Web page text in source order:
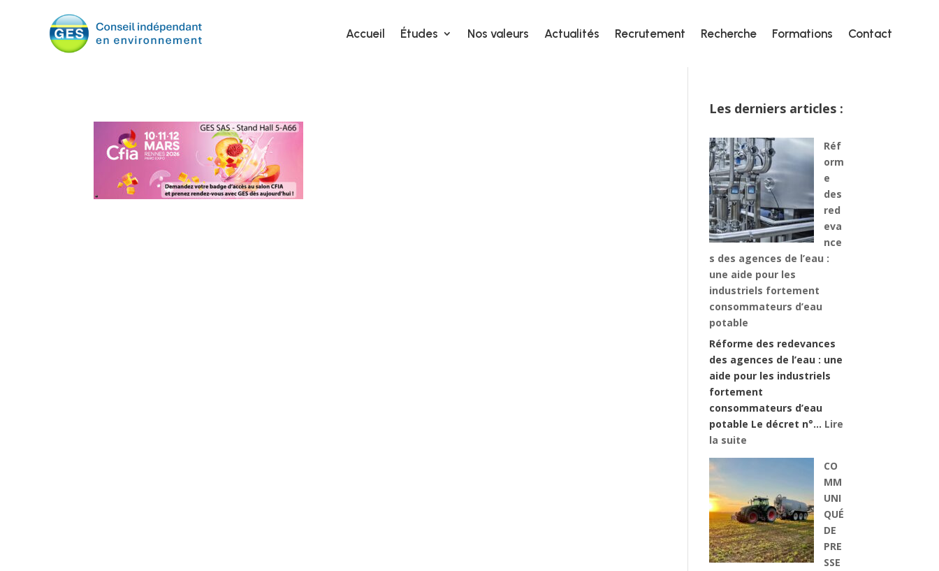
Accueil Études Nos valeurs Actualités Recrutement Recherche Formations Contact
Accueil Études Nos valeurs Actualités Recrutement Recherche Formations Contact
Les derniers articles :
Réf
orm
e
des
red
eva
nce
s des agences de l’eau :
une aide pour les
industriels fortement
consommateurs d’eau
potable
Réforme des redevances
des agences de l’eau : une
aide pour les industriels
fortement
consommateurs d’eau
potable Le décret n°… Lire
la suite
Réforme
redevances
des
agences
de
l’eau
CO
MM
UNI
QUÉ
DE
PRE
SSE